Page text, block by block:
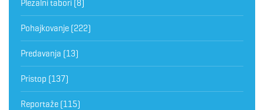
Plezalni tabori (8)
Pohajkovanje (222)
Predavanja (13)
Pristop (137)
Reportaže (115)